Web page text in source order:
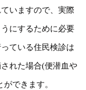
いますので、実際
にするために必要
ている住民検診は
れた場合(便潜血や
できます。